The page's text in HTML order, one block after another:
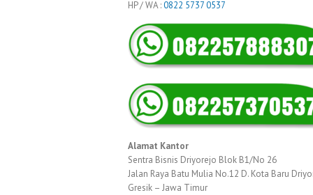
HP / WA :0822 5737 0537
Alamat Kantor
Sentra Bisnis Driyorejo Blok B1/No 26
Jalan Raya Batu Mulia No.12 D. Kota Baru
Gresik – Jawa Timur